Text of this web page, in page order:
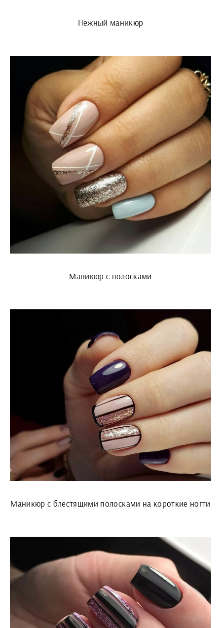
Нежный маникюр
Маникюр с полосками
Маникюр с блестящими полосками на короткие ногти